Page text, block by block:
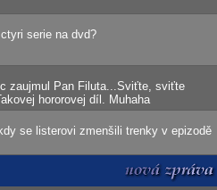
serie na dvd?
zaujmul Pan Filuta...Sviťte, sviťte
hororovej díl. Muhaha
se listerovi zmenšili trenky v epizodě